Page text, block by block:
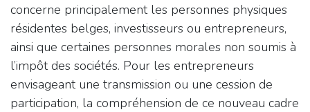
concerne principalement les personnes physiques
résidentes belges, investisseurs ou entrepreneurs,
ainsi que certaines personnes morales non soumis à
l’impôt des sociétés. Pour les entrepreneurs
envisageant une transmission ou une cession de
participation, la compréhension de ce nouveau cadre